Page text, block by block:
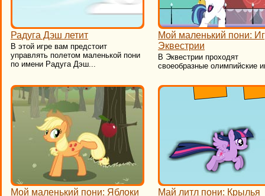
Радуга Дэш летит
В этой игре вам предстоит
управлять полетом маленькой пони
по имени Радуга Дэш...
Мой маленький пони:
Эквестрии
В Эквестрии проходят
своеобразные олимпийские
Мой маленький пони: Яблоки
Май литл пони: Крылья